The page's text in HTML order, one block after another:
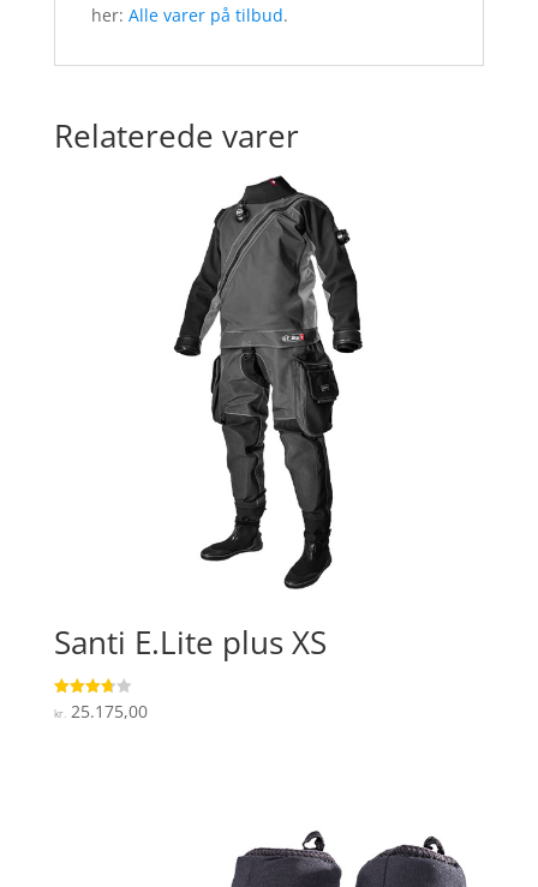
her: Alle varer på tilbud.
Relaterede varer
Santi E.Lite plus XS
Vurderet
3.7
kr. 25.175,00